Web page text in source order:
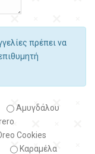
πρέπει να
Αμυγδάλου
Cookies
Kαραμέλα